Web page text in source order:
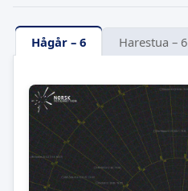
Hågår – 6 Harestua – 6